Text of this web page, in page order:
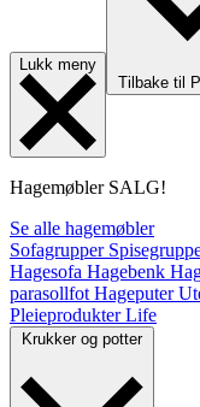
Lukk meny
Tilbake til
Hagemøbler SALG!
Se alle hagemøbler
Sofagrupper
Hagesofa Hagebenk
parasollfot Hageputer
PleieprodukterLife
Krukker og potter